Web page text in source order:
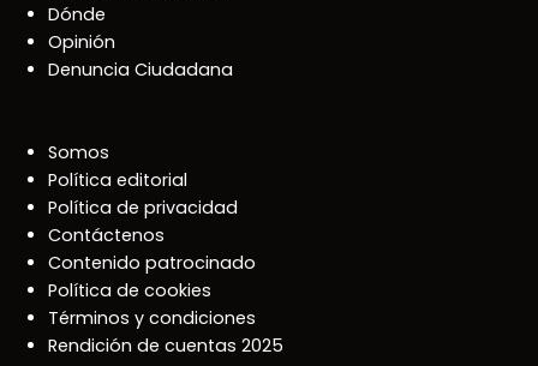
Dónde
Opinión
Denuncia Ciudadana
Somos
Política editorial
Política de privacidad
Contáctenos
Contenido patrocinado
Política de cookies
Términos y condiciones
Rendición de cuentas 2025